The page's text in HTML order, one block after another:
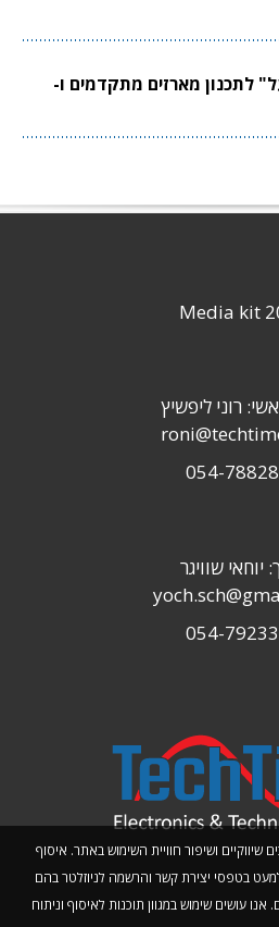
לתכנון מארזים מתקדמים ו-
שיווקיים ושיפור חוויית השימוש באתר. איסוף
בטפסי יצירת קשר והרשמה לניוזלטר בהם
עושים שימוש במגוון תוכנות לאיסוף וניתוח
Media kit
רוני ליפשיץ
054-
יוחאי שוויגר
054-